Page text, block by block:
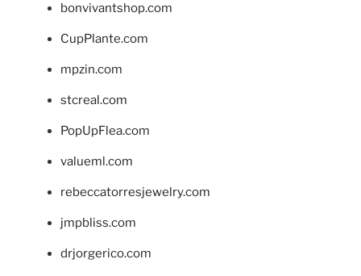
bonvivantshop.com
CupPlante.com
mpzin.com
stcreal.com
PopUpFlea.com
valueml.com
rebeccatorresjewelry.com
jmpbliss.com
drjorgerico.com